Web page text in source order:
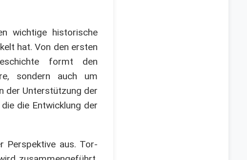
wichtige historische
hat. Von den ersten
formt den
sondern auch um
der Unterstützung der
die Entwicklung der
Perspektive aus. Tor-